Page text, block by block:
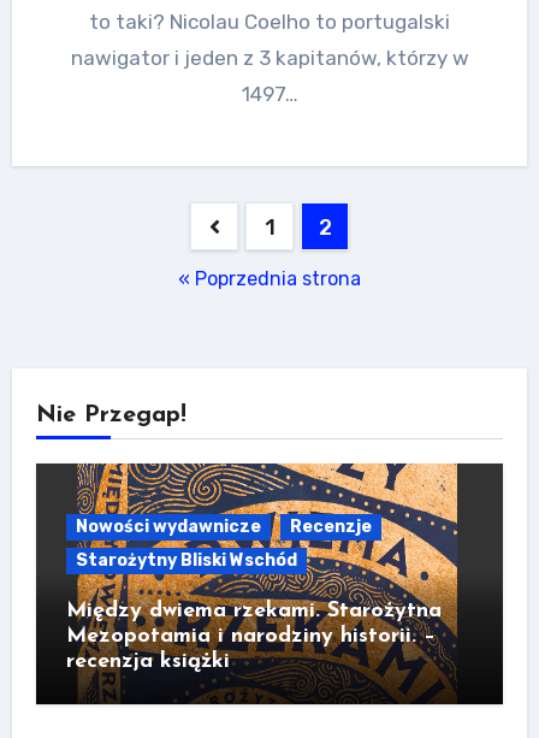
to taki? Nicolau Coelho to portugalski
nawigator i jeden z 3 kapitanów, którzy w
1497…
Stronicowanie
1 2
« Poprzednia strona
Nie Przegap!
Nowości wydawnicze
Recenzje
Starożytny Bliski Wschód
Między dwiema rzekami. Starożytna
Mezopotamia i narodziny historii. –
recenzja książki